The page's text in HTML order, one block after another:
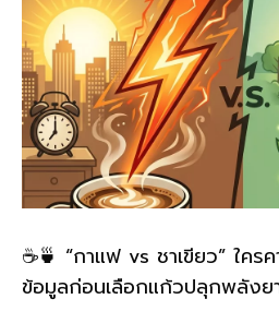
☕🍵 “กาแฟ vs ชาเขียว” ใคร
ข้อมูลก่อนเลือกแก้วปลุกพลังย